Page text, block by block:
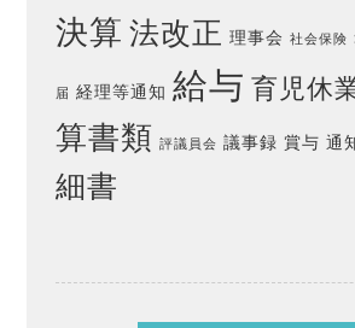
決算 法改正 理事会 社会保険
届 経理等通知 給与 育児休
算書類
評議員会 議事録 賞与 通
細書